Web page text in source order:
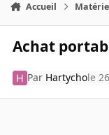
Accueil
Achat
Par Hartychole